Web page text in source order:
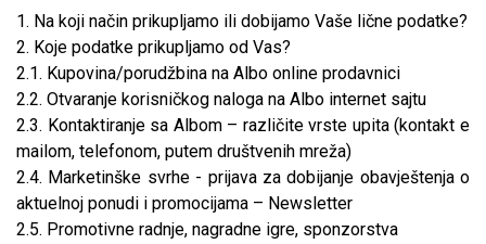
1. Na koji način prikupljamo ili dobijamo Vaše lične podatke?
2. Koje podatke prikupljamo od Vas?
2.1. Kupovina/porudžbina na Albo online prodavnici
2.2. Otvaranje korisničkog naloga na Albo internet sajtu
2.3. Kontaktiranje sa Albom – različite vrste upita (kontakt e
mailom, telefonom, putem društvenih mreža)
2.4. Marketinške svrhe - prijava za dobijanje obavještenja o
aktuelnoj ponudi i promocijama – Newsletter
2.5. Promotivne radnje, nagradne igre, sponzorstva